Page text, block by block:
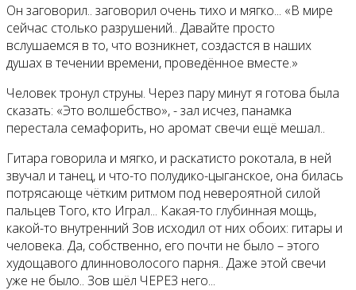
Он заговорил.. заговорил очень тихо и мягко... «В мире
сейчас столько разрушений.. Давайте просто
вслушаемся в то, что возникнет, создастся в наших
душах в течении времени, проведённое вместе.»
Человек тронул струны. Через пару минут я готова была
сказать: «Это волшебство», - зал исчез, панамка
перестала семафорить, но аромат свечи ещё мешал..
Гитара говорила и мягко, и раскатисто рокотала, в ней
звучал и танец, и что-то полудико-цыганское, она билась
потрясающе чётким ритмом под невероятной силой
пальцев Того, кто Играл... Какая-то глубинная мощь,
какой-то внутренний Зов исходил от них обоих: гитары и
человека. Да, собственно, его почти не было – этого
худощавого длинноволосого парня.. Даже этой свечи
уже не было.. Зов шёл ЧЕРЕЗ него...